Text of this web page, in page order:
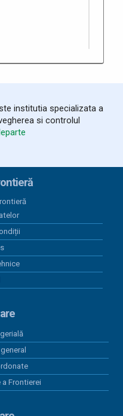
institutia specializata a
si controlul
a Frontierei